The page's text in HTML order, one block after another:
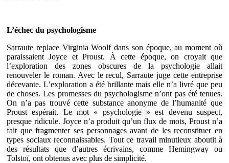
L’échec du psychologisme
Sarraute replace Virginia Woolf dans son époque, au moment où
paraissaient Joyce et Proust. À cette époque, on croyait que
l’exploration des zones obscures de la psychologie allait
renouveler le roman. Avec le recul, Sarraute juge cette entreprise
décevante. L’exploration a été brillante mais elle n’a livré que peu
de choses. Les promesses du psychologisme n’ont pas été tenues.
On n’a pas trouvé cette substance anonyme de l’humanité que
Proust espérait. Le mot « psychologie » est devenu suspect,
presque ridicule. Joyce n’a produit qu’un flux de mots, Proust n’a
fait que fragmenter ses personnages avant de les reconstituer en
types sociaux reconnaissables. Tout ce travail minutieux aboutit à
des résultats que d’autres écrivains, comme Hemingway ou
Tolstoï, ont obtenus avec plus de simplicité.